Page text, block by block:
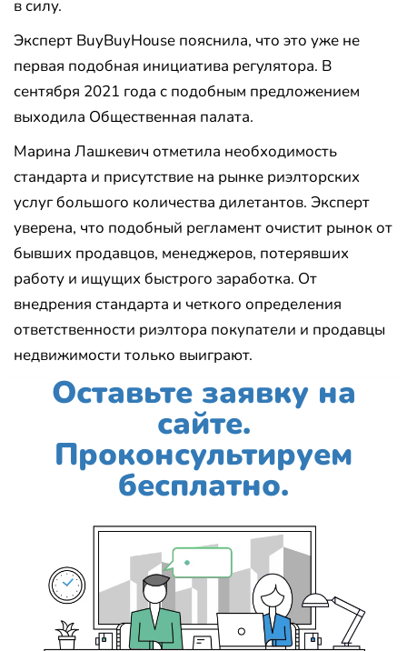
в силу.
Эксперт BuyBuyHouse пояснила, что это уже не
первая подобная инициатива регулятора. В
сентября 2021 года с подобным предложением
выходила Общественная палата.
Марина Лашкевич отметила необходимость
стандарта и присутствие на рынке риэлторских
услуг большого количества дилетантов. Эксперт
уверена, что подобный регламент очистит рынок от
бывших продавцов, менеджеров, потерявших
работу и ищущих быстрого заработка. От
внедрения стандарта и четкого определения
ответственности риэлтора покупатели и продавцы
недвижимости только выиграют.
Оставьте заявку на
сайте.
Проконсультируем
бесплатно.